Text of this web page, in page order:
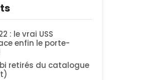
: le vrai USS
enfin le porte-
retirés du catalogue